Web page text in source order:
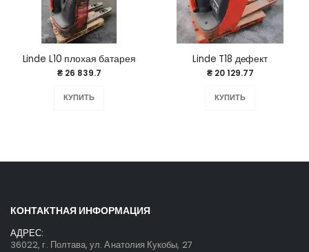
Linde L10 плохая батарея
₴ 26 839.7
КУПИТЬ
Linde T18 дефект
₴ 20 129.77
КУПИТЬ
КОНТАКТНАЯ ИНФОРМАЦИЯ
АДРЕС:
36022, г. Полтава, ул. Анатолия Кукобы, 27